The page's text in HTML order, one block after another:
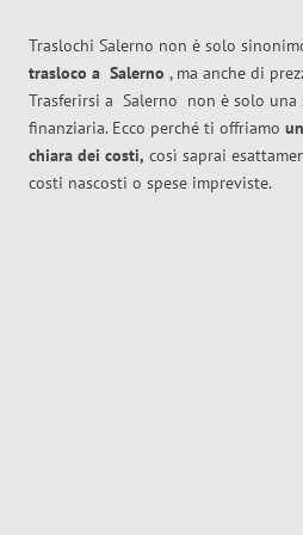
Traslochi Salerno non è solo
trasloco a Salerno , ma anche di
Trasferirsi a Salerno non è solo una
finanziaria. Ecco perché ti offriamo
chiara dei costi, così saprai
costi nascosti o spese impreviste.